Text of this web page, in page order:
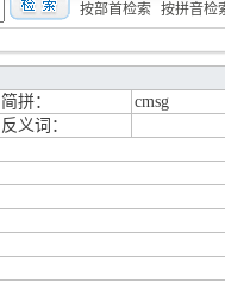
按部首检索 按拼音检
简拼：
cmsg
反义词：